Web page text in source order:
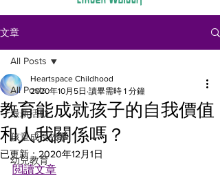
文章
All Posts
最新活動
孩童成長故事
幼兒教育
All Posts
教育能成就孩子的自我價值
和人我關係嗎？
Heartspace Childhood
2020年10月5日 讀畢需時 1 分鐘
已更新： 2020年12月1日
閲讀文章